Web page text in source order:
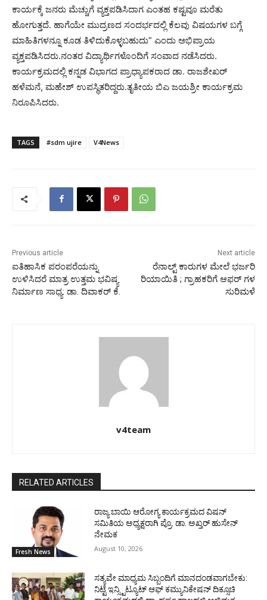
ಕಾರ್ಯಕ್ಕೆ ಜನರು ಮೆಚ್ಚುಗೆ ವ್ಯಕ್ತಪಡಿಸಿದಾಗ ಎಂತಹ ಕಷ್ಟವೂ ಮರೆತು
ಹೋಗುತ್ತದೆ. ಹಾಗೆಯೇ ಮುದ್ರಣದ ಸಂದರ್ಭದಲ್ಲಿ ಕೆಲವು ವಿಷಯಗಳ ಬಗ್ಗೆ
ಮಾಹಿತಿಗಳನ್ನೂ ಕೂಡ ತಿಳಿದುಕೊಳ್ಳಬಹುದು” ಎಂದು ಅಭಿಪ್ರಾಯ
ವ್ಯಕ್ತಪಡಿಸಿದರು.ನಂತರ ವಿದ್ಯಾರ್ಥಿಗಳೊಂದಿಗೆ ಸಂವಾದ ನಡೆಸಿದರು.
ಕಾರ್ಯಕ್ರಮದಲ್ಲಿ ಕನ್ನಡ ವಿಭಾಗದ ಪ್ರಾಧ್ಯಾಪಕರಾದ ಡಾ. ರಾಜಶೇಖರ್
ಹಳೆಮನೆ, ಮಹೇಶ್ ಉಪಸ್ಥಿತರಿದ್ದರು.ತೃತೀಯ ಬಿಎ ಜಯಶ್ರೀ ಕಾರ್ಯಕ್ರಮ
ನಿರೂಪಿಸಿದರು.
TAGS #sdm ujire V4News
Previous article
ಐತಿಹಾಸಿಕ ಪರಂಪರೆಯನ್ನು
ಉಳಿಸಿದರೆ ಮಾತ್ರ ಉತ್ತಮ ಭವಿಷ್ಯ
ನಿರ್ಮಾಣ ಸಾಧ್ಯ: ಡಾ. ದಿವಾಕರ್ ಕೆ.
Next article
ರೆನಾಲ್ಟ್ ಕಾರುಗಳ ಮೇಲೆ ಭರ್ಜರಿ
ರಿಯಾಯಿತಿ ; ಗ್ರಾಹಕರಿಗೆ ಆಫರ್ ಗಳ
ಸುರಿಮಳೆ
v4team
RELATED ARTICLES
Fresh News
ರಾಜ್ಯ ಬಾಯಿ ಆರೋಗ್ಯ ಕಾರ್ಯಕ್ರಮದ ವಿಷನ್
ಸಮಿತಿಯ ಅಧ್ಯಕ್ಷರಾಗಿ ಪ್ರೊ. ಡಾ. ಅಖ್ತರ್ ಹುಸೇನ್
ನೇಮಕ
August 10, 2026
ಸತ್ಯವೇ ಮಾಧ್ಯಮ ಸಿಬ್ಬಂದಿಗೆ ಮಾನದಂಡವಾಗಬೇಕು:
ನಿಟ್ಟೆ ಇನ್ಸ್ಟಿಟ್ಯೂಟ್ ಆಫ್ ಕಮ್ಯುನಿಕೇಷನ್ ದಿಕ್ಸೂಚಿ